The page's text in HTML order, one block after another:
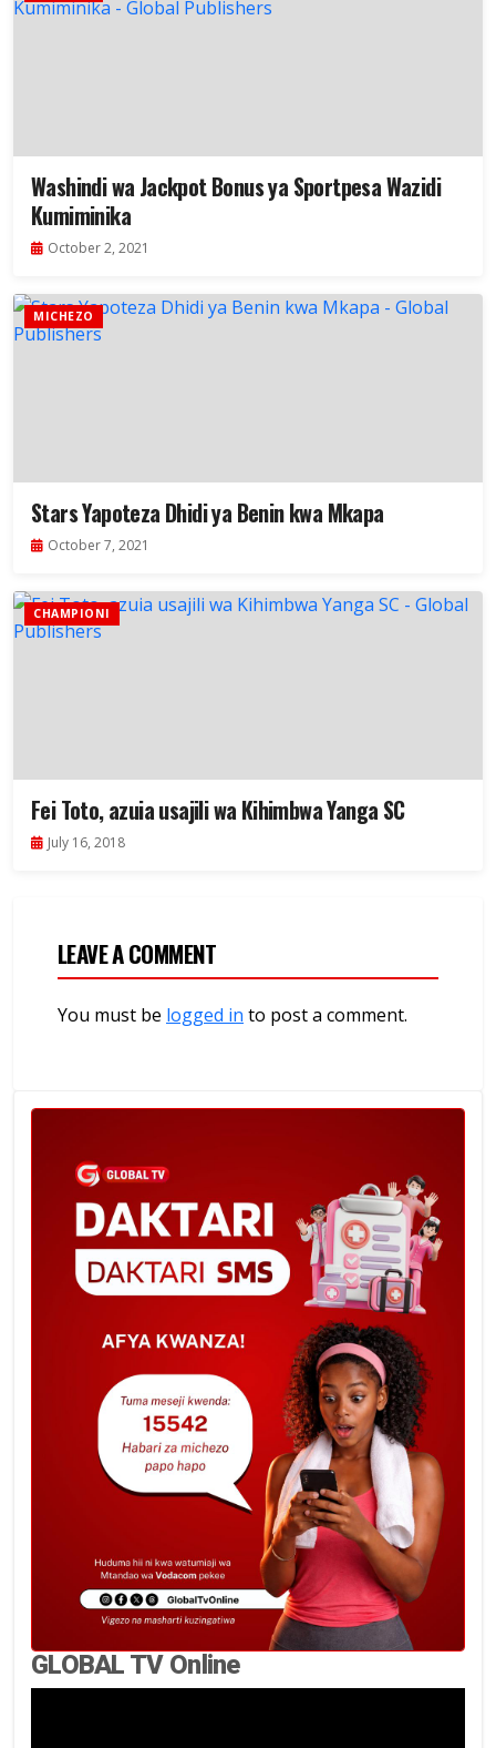
Washindi wa Jackpot Bonus ya Sportpesa Wazidi
Kumiminika
October 2, 2021
MICHEZO
Stars Yapoteza Dhidi ya Benin kwa Mkapa
October 7, 2021
CHAMPIONI
Fei Toto, azuia usajili wa Kihimbwa Yanga SC
July 16, 2018
LEAVE A COMMENT
You must be logged in to post a comment.
GLOBAL TV Online